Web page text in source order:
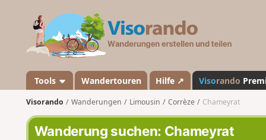
a
n
d
o
Tools Wandertouren Hilfe ↗ Visorando
Visorando Wanderungen Limousin Corrèze Chameyrat
Wanderung suchen: Chameyrat